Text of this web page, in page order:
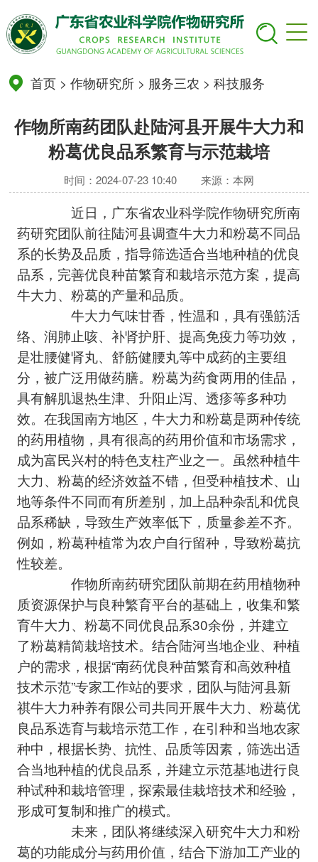
首页 >作物研究所 > 服务三农 >科技服务
作物所南药团队赴陆河县开展牛大力和
粉葛优良品系繁育与示范栽培
时间：2024-07-23 10:40 来源：本网
近日，广东省农业科学院作物研究所南
药研究团队前往陆河县调查牛大力和粉葛不同品
系的长势及品质，指导筛选适合当地种植的优良
品系，完善优良种苗繁育和栽培示范方案，提高
牛大力、粉葛的产量和品质。
牛大力气味甘香，性温和，具有强筋活
络、润肺止咳、补肾护肝、提高免疫力等功效，
是壮腰健肾丸、舒筋健腰丸等中成药的主要组
分，被广泛用做药膳。粉葛为药食两用的佳品，
具有解肌退热生津、升阳止泻、透疹等多种功
效。在我国南方地区，牛大力和粉葛是两种传统
的药用植物，具有很高的药用价值和市场需求，
成为富民兴村的特色支柱产业之一。虽然种植牛
大力、粉葛的经济效益不错，但受种植技术、山
地等条件不同而有所差别，加上品种杂乱和优良
品系稀缺，导致生产效率低下，质量参差不齐。
例如，粉葛种植常为农户自行留种，导致粉葛抗
性较差。
作物所南药研究团队前期在药用植物种
质资源保护与良种繁育平台的基础上，收集和繁
育牛大力、粉葛不同优良品系30余份，并建立
了粉葛精简栽培技术。结合陆河当地企业、种植
户的需求，根据“南药优良种苗繁育和高效种植
技术示范”专家工作站的要求，团队与陆河县新
祺牛大力种养有限公司共同开展牛大力、粉葛优
良品系选育与栽培示范工作，在引种和当地农家
种中，根据长势、抗性、品质等因素，筛选出适
合当地种植的优良品系，并建立示范基地进行良
种试种和栽培管理，探索最佳栽培技术和经验，
形成可复制和推广的模式。
未来，团队将继续深入研究牛大力和粉
葛的功能成分与药用价值，结合下游加工产业的